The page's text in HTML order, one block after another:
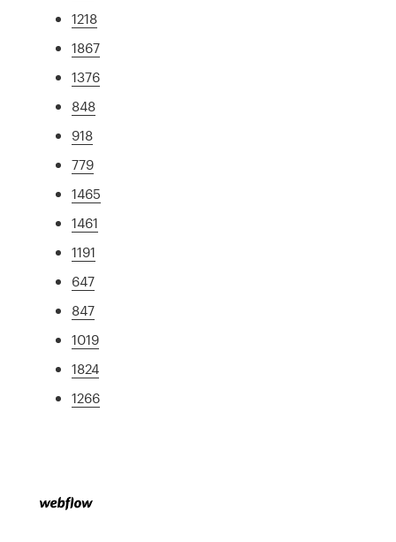
1218
1867
1376
848
918
779
1465
1461
1191
647
847
1019
1824
1266